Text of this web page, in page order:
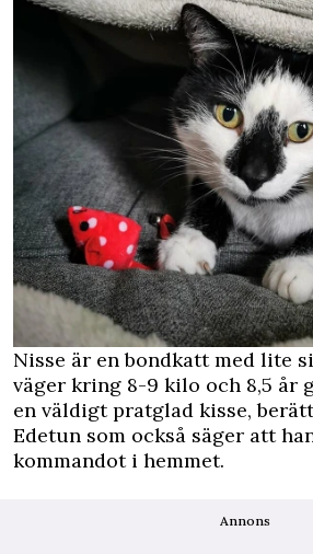
Nisse är en bondkatt med lite
väger kring 8-9 kilo och 8,5 år
en väldigt pratglad kisse,
Edetun som också säger att
kommandot i hemmet.
Annons